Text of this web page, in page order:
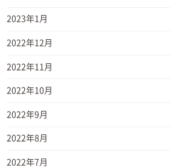
2023年1月
2022年12月
2022年11月
2022年10月
2022年9月
2022年8月
2022年7月